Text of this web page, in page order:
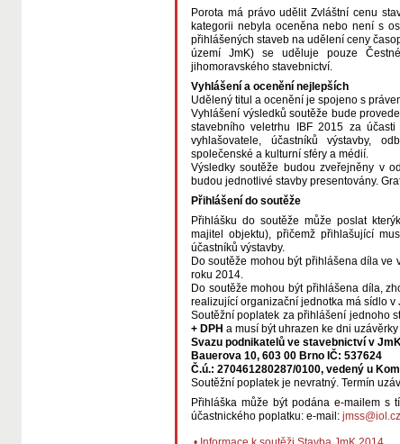
Porota má právo udělit Zvláštní cenu
kategorii nebyla oceněna nebo není s
přihlášených staveb na udělení ceny
území JmK) se uděluje pouze
jihomoravského stavebnictví.
Vyhlášení a ocenění nejlepších
Udělený titul a ocenění je spojeno s
Vyhlášení výsledků soutěže bude
stavebního veletrhu IBF 2015 za
vyhlašovatele, účastníků výstavby,
společenské a kulturní sféry a médií.
Výsledky soutěže budou zveřejněny v
budou jednotlivé stavby presentovány.
Přihlášení do soutěže
Přihlášku do soutěže může poslat
majitel objektu), přičemž přihlašující
účastníků výstavby.
Do soutěže mohou být přihlášena díla
roku 2014.
Do soutěže mohou být přihlášena díla,
realizující organizační jednotka má sídlo
Soutěžní poplatek za přihlášení jednoho
+ DPH a musí být uhrazen ke dni
Svazu podnikatelů ve stavebnictví v
Bauerova 10, 603 00 Brno IČ: 537624
Č.ú.: 270461280287/0100, vedený u
Soutěžní poplatek je nevratný. Termín
Přihláška může být podána e-mailem s
účastnického poplatku: e-mail: jmss@iol.cz